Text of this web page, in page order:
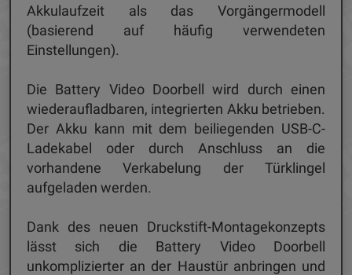
Akkulaufzeit als das Vorgängermodell
(basierend auf häufig verwendeten
Einstellungen).
Die Battery Video Doorbell wird durch einen
wiederaufladbaren, integrierten Akku betrieben.
Der Akku kann mit dem beiliegenden USB-C-
Ladekabel oder durch Anschluss an die
vorhandene Verkabelung der Türklingel
aufgeladen werden.
Dank des neuen Druckstift-Montagekonzepts
lässt sich die Battery Video Doorbell
unkomplizierter an der Haustür anbringen und